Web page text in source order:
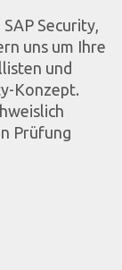
Security,
uns um Ihre
und
Konzept.
Prüfung